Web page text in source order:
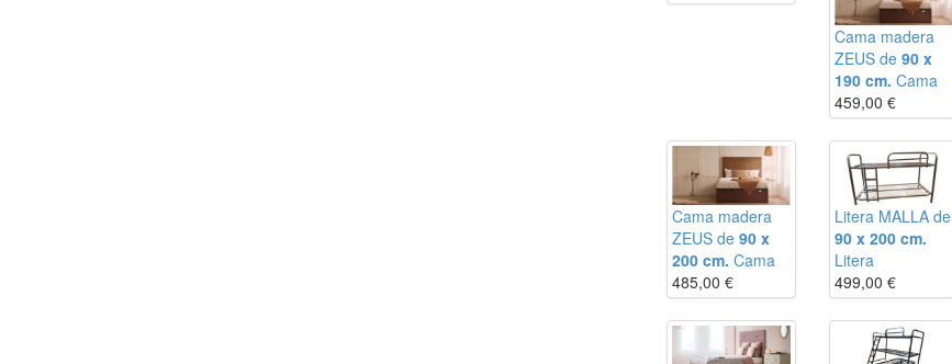
Cama madera
ZEUS de90 x
190 cm.Cama
459,00 €
Cama madera
ZEUS de 90 x
200 cm. Cama
485,00 €
Litera MALLA de
90 x 200 cm.
Litera
499,00 €